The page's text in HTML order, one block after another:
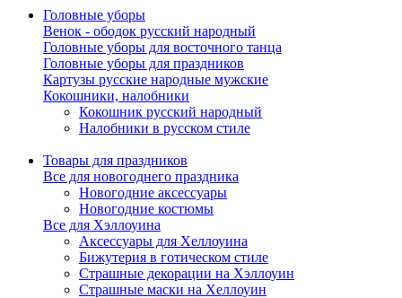
Головные уборы
Венок - ободок русский народный
Головные уборы для восточного танца
Головные уборы для праздников
Картузы русские народные мужские
Кокошники, налобники
Кокошник русский народный
Налобники в русском стиле
Товары для праздников
Все для новогоднего праздника
Новогодние аксессуары
Новогодние костюмы
Все для Хэллоуина
Аксессуары для Хеллоуина
Бижутерия в готическом стиле
Страшные декорации на Хэллоуин
Страшные маски на Хеллоуин